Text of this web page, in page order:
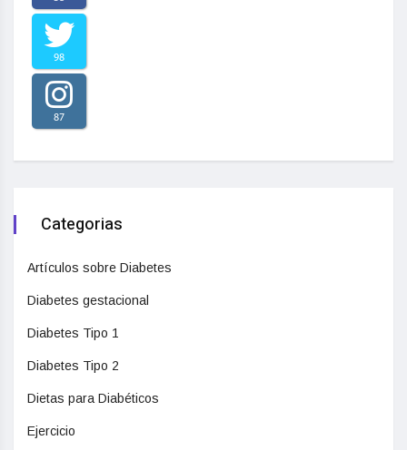
98
87
Categorias
Artículos sobre Diabetes
Diabetes gestacional
Diabetes Tipo 1
Diabetes Tipo 2
Dietas para Diabéticos
Ejercicio